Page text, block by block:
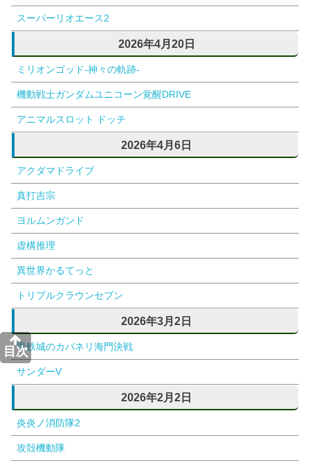
目次
スーパーリオエース2
2026年4月20日
ミリオンゴッド-神々の軌跡-
機動戦士ガンダムユニコーン覚醒DRIVE
アニマルスロット ドッチ
2026年4月6日
アクダマドライブ
真打吉宗
ヨルムンガンド
虚構推理
異世界かるてっと
トリプルクラウンセブン
2026年3月2日
甲鉄城のカバネリ海門決戦
サンダーV
2026年2月2日
炎炎ノ消防隊2
攻殻機動隊